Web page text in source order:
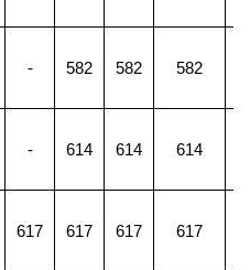
- 582 582 582
- 614 614 614
617 617 617 617